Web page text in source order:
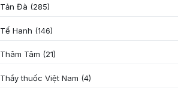
Tản Đà (285)
Tế Hanh (146)
Thâm Tâm (21)
Thầy thuốc Việt Nam (4)